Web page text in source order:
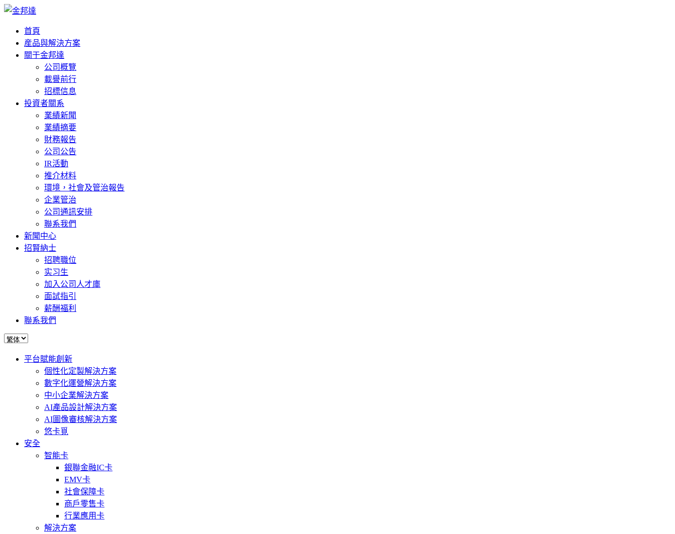
首頁
産品與解決方案
關于金邦達
公司概覽
載譽前行
招標信息
投資者關系
業績新聞
業績摘要
財務報告
公司公告
IR活動
推介材料
環境，社會及管治報告
企業管治
公司通訊安排
聯系我們
新聞中心
招賢納士
招聘職位
实习生
加入公司人才庫
面試指引
薪酬福利
聯系我們
平台賦能創新
個性化定製解決方案
數字化運營解決方案
中小企業解決方案
AI產品設計解決方案
AI圖像審核解決方案
悠卡覓
安全
智能卡
銀聯金融IC卡
EMV卡
社會保障卡
商戶零售卡
行業應用卡
解決方案